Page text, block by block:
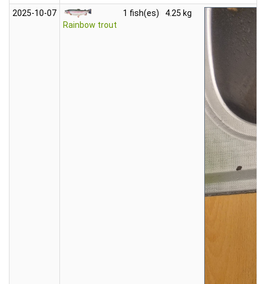
2025‑10‑07
Rainbow trout
1 fish(es) 4.25 kg